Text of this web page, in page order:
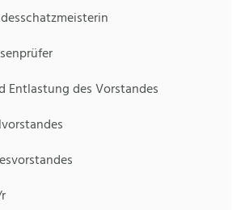
Entlastung des Vorstandes